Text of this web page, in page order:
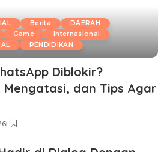
Berita
DAERAH
Game
Internasional
PENDIDIKAN
Diblokir?
Mengatasi, dan Tips Agar